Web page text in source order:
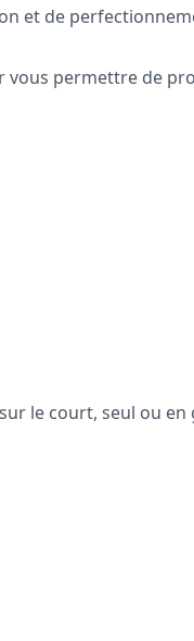
et de
vous permettre de
le court, seul ou en